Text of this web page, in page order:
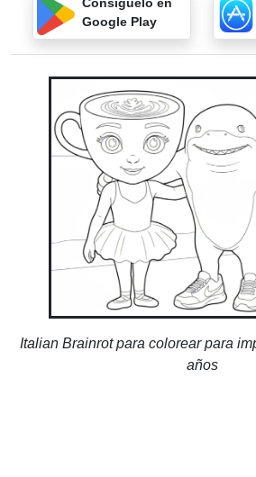
Google Play
Italian Brainrot para colorear para
años